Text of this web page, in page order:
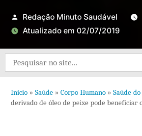
Redação Minuto Saudável
Atualizado em 02/07/2019
Search
for:
Início » Saúde » Corpo Humano » Saúde
derivado de óleo de peixe pode beneficiar